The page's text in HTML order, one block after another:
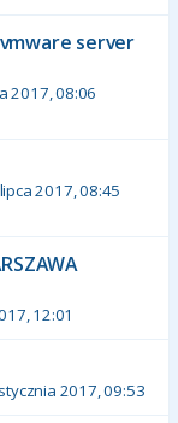
server
2017, 08:06
2017, 08:45
12:01
2017, 09:53